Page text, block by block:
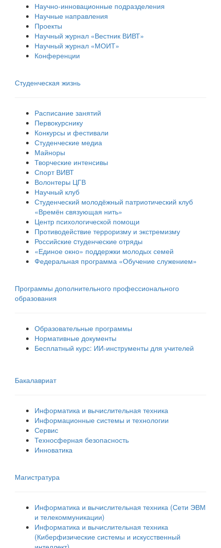
Научно-инновационные подразделения
Научные направления
Проекты
Научный журнал «Вестник ВИВТ»
Научный журнал «МОИТ»
Конференции
Студенческая жизнь
Расписание занятий
Первокурснику
Конкурсы и фестивали
Студенческие медиа
Майноры
Творческие интенсивы
Спорт ВИВТ
Волонтеры ЦГВ
Научный клуб
Студенческий молодёжный патриотический клуб
«Времён связующая нить»
Центр психологической помощи
Противодействие терроризму и экстремизму
Российские cтуденческие отряды
«Единое окно» поддержки молодых семей
Федеральная программа «Обучение служением»
Программы дополнительного профессионального
образования
Образовательные программы
Нормативные документы
Бесплатный курс: ИИ‑инструменты для учителей
Бакалавриат
Информатика и вычислительная техника
Информационные системы и технологии
Сервис
Техносферная безопасность
Инноватика
Магистратура
Информатика и вычислительная техника (Сети ЭВМ
и телекоммуникации)
Информатика и вычислительная техника
(Киберфизические системы и искусственный